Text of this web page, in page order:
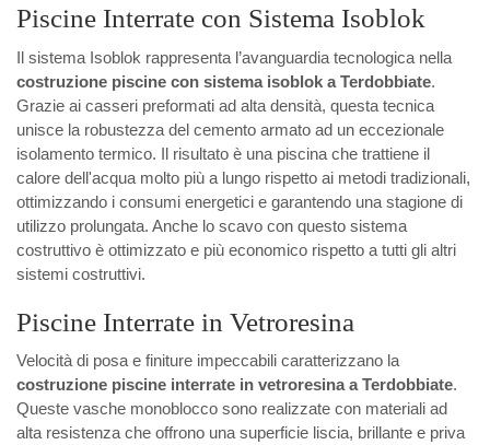
Piscine Interrate con Sistema Isoblok
Il sistema Isoblok rappresenta l’avanguardia tecnologica nella
costruzione piscine con sistema isoblok a Terdobbiate.
Grazie ai casseri preformati ad alta densità, questa tecnica
unisce la robustezza del cemento armato ad un eccezionale
isolamento termico. Il risultato è una piscina che trattiene il
calore dell'acqua molto più a lungo rispetto ai metodi tradizionali,
ottimizzando i consumi energetici e garantendo una stagione di
utilizzo prolungata. Anche lo scavo con questo sistema
costruttivo è ottimizzato e più economico rispetto a tutti gli altri
sistemi costruttivi.
Piscine Interrate in Vetroresina
Velocità di posa e finiture impeccabili caratterizzano la
costruzione piscine interrate in vetroresina a Terdobbiate.
Queste vasche monoblocco sono realizzate con materiali ad
alta resistenza che offrono una superficie liscia, brillante e priva